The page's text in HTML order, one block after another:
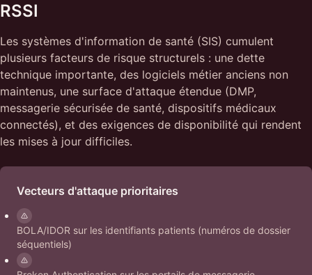
RSSI
Les systèmes d'information de santé (SIS) cumulent
plusieurs facteurs de risque structurels : une dette
technique importante, des logiciels métier anciens non
maintenus, une surface d'attaque étendue (DMP,
messagerie sécurisée de santé, dispositifs médicaux
connectés), et des exigences de disponibilité qui rendent
les mises à jour difficiles.
Vecteurs d'attaque prioritaires
BOLA/IDOR sur les identifiants patients (numéros de dossier
séquentiels)